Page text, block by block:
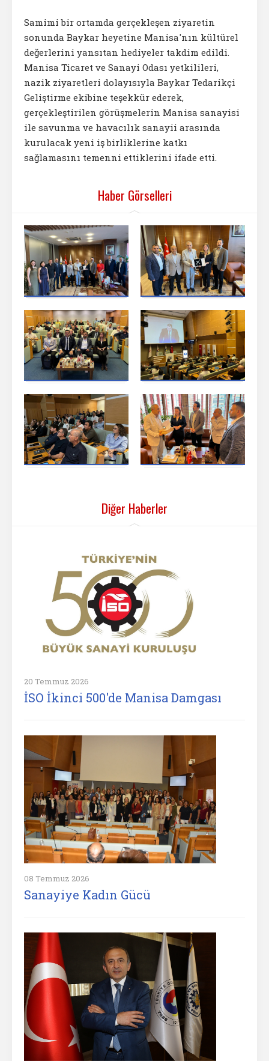
Samimi bir ortamda gerçekleşen ziyaretin
sonunda Baykar heyetine Manisa'nın kültürel
değerlerini yansıtan hediyeler takdim edildi.
Manisa Ticaret ve Sanayi Odası yetkilileri,
nazik ziyaretleri dolayısıyla Baykar Tedarikçi
Geliştirme ekibine teşekkür ederek,
gerçekleştirilen görüşmelerin Manisa sanayisi
ile savunma ve havacılık sanayii arasında
kurulacak yeni iş birliklerine katkı
sağlamasını temenni ettiklerini ifade etti.
Haber Görselleri
Diğer Haberler
20 Temmuz 2026
İSO İkinci 500'de Manisa Damgası
08 Temmuz 2026
Sanayiye Kadın Gücü